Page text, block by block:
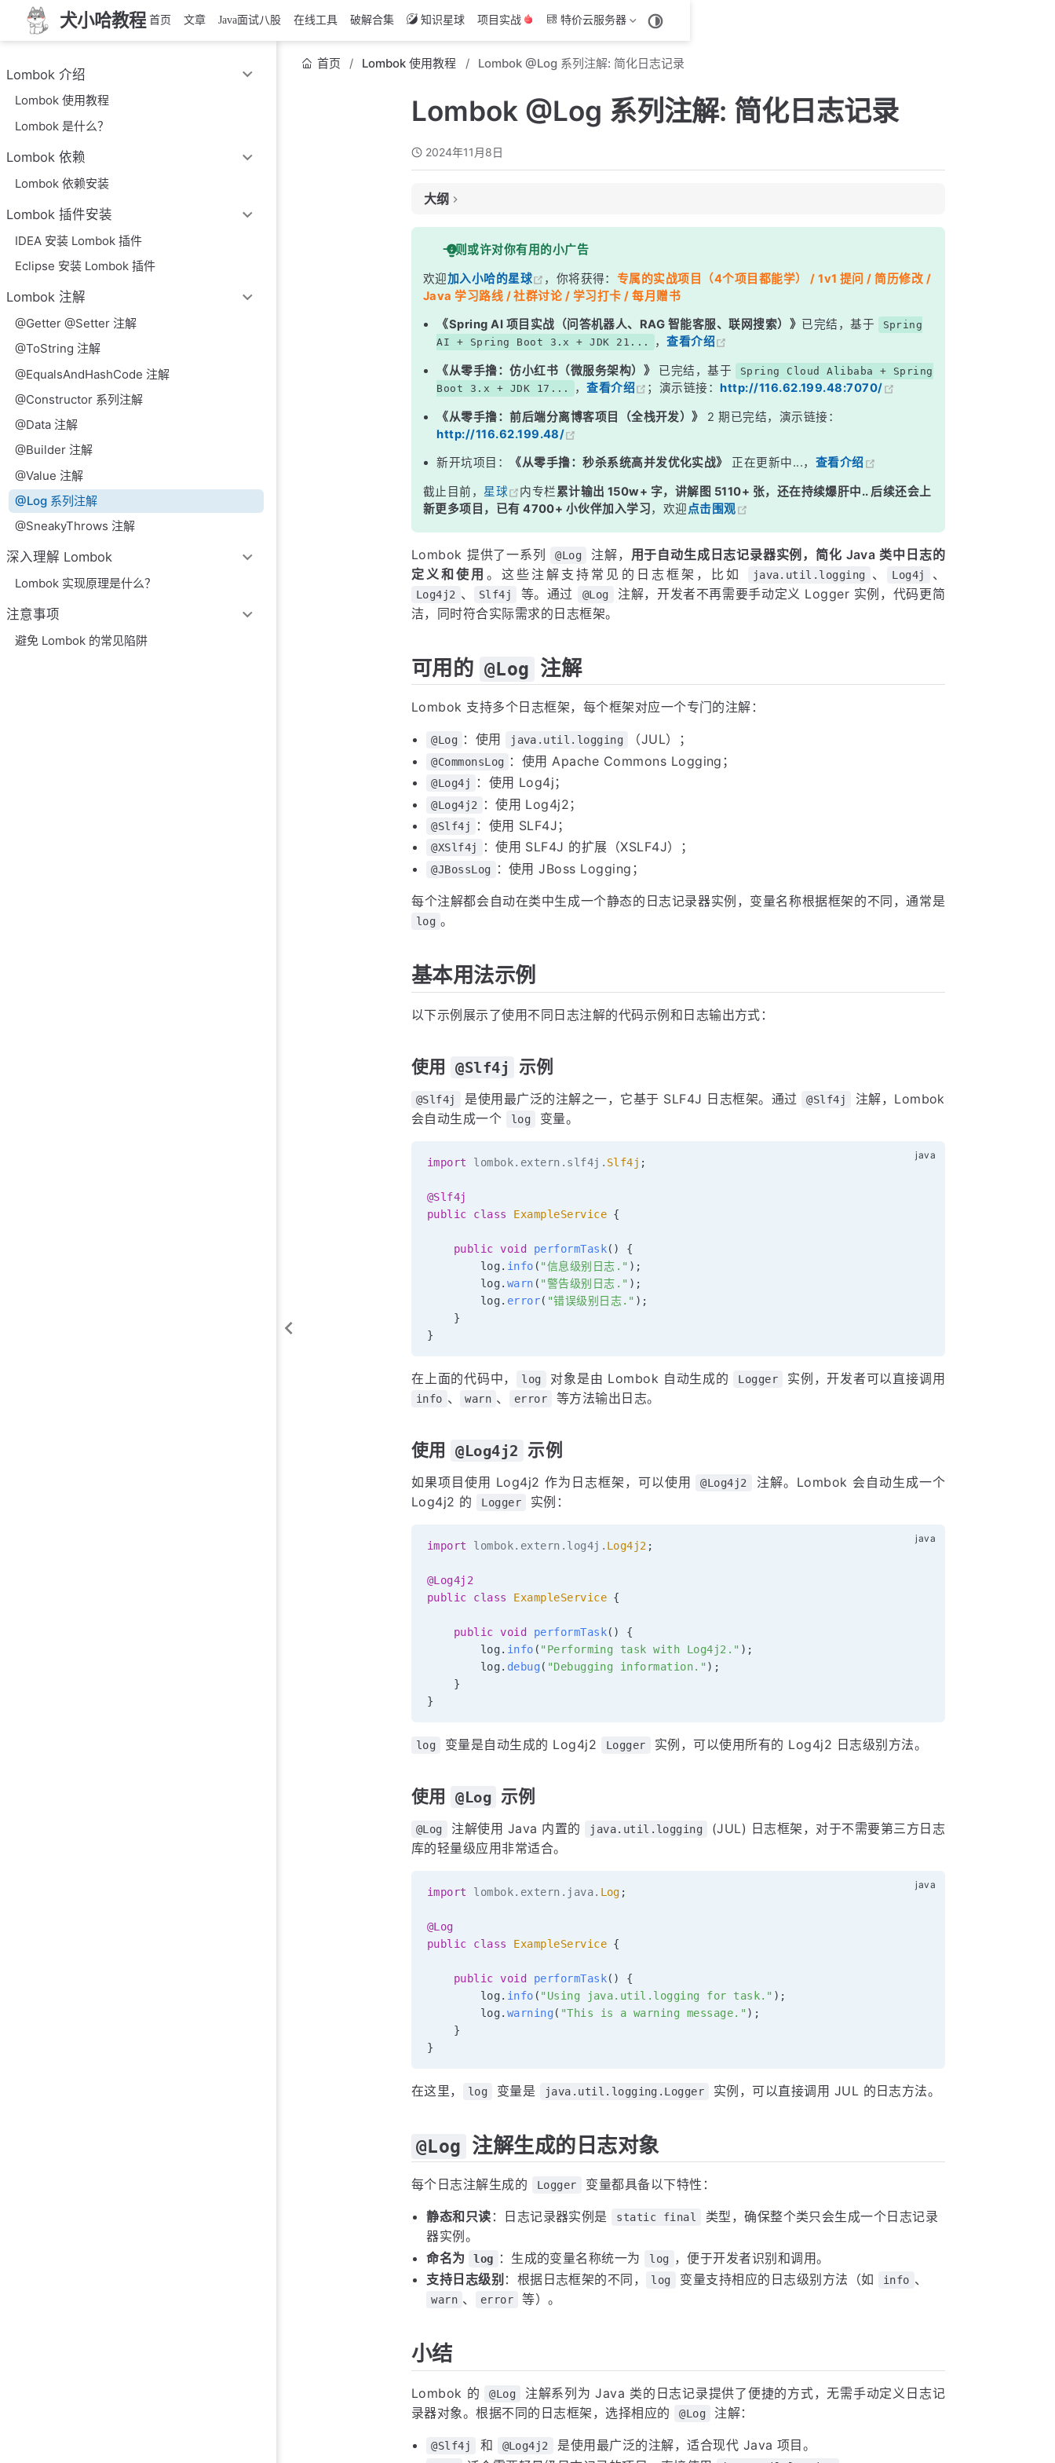
犬小哈教程 首页 文章 Java面试八股 在线工具 破解合集 知识星球 项目实战 特价云服务器
Lombok 介绍
Lombok 使用教程
Lombok 是什么？
Lombok 依赖
Lombok 依赖安装
Lombok 插件安装
IDEA 安装 Lombok 插件
Eclipse 安装 Lombok 插件
Lombok 注解
@Getter @Setter 注解
@ToString 注解
@EqualsAndHashCode 注解
@Constructor 系列注解
@Data 注解
@Builder 注解
@Value 注解
@Log 系列注解
@SneakyThrows 注解
深入理解 Lombok
Lombok 实现原理是什么？
注意事项
避免 Lombok 的常见陷阱
首页 Lombok 使用教程 Lombok @Log 系列注解: 简化日志记录
Lombok @Log 系列注解: 简化日志记录
2024年11月8日
大纲
可用的 @Log 注解
基本用法示例
使用 @Slf4j 示例
使用 @Log 示例
@Log 注解生成的日志对象
小结
一则或许对你有用的小广告
欢迎加入小哈的星球 ，你将获得： 专属的实战项目（4个项目都能学） / 1v1 提问 / 简历修改 /
Java 学习路线 / 社群讨论 / 学习打卡 / 每月赠书
《Spring AI 项目实战（问答机器人、RAG 智能客服、联网搜索）》 已完结，基于
Spring
AI + Spring Boot 3.x + JDK 21...
，查看介绍
《从零手撸：仿小红书（微服务架构）》 已完结，基于
Spring Cloud Alibaba + Spring
Boot 3.x + JDK 17...
，查看介绍 ；演示链接：http://116.62.199.48:7070/
《从零手撸：前后端分离博客项目（全栈开发）》
2 期已完结，演示链接：
http://116.62.199.48/
新开坑项目： 《从零手撸：秒杀系统高并发优化实战》 正在更新中...， 查看介绍
截止目前， 星球 内专栏累计输出 150w+ 字，讲解图 5110+ 张，还在持续爆肝中.. 后续还会上
新更多项目，已有 4700+ 小伙伴加入学习，欢迎点击围观
Lombok 提供了一系列 @Log 注解， 用于自动生成日志记录器实例，简化 Java 类中日志的
定义和使用 。这些注解支持常见的日志框架，比如 java.util.logging 、 Log4j 、
Log4j2 、 Slf4j 等。通过 @Log
注解，开发者不再需要手动定义 Logger 实例，代码更简
洁，同时符合实际需求的日志框架。
可用的 @Log 注解
Lombok 支持多个日志框架，每个框架对应一个专门的注解：
@Log ：使用 java.util.logging （JUL）；
@CommonsLog ：使用 Apache Commons Logging；
@Log4j ：使用 Log4j；
@Log4j2 ：使用 Log4j2；
@Slf4j ：使用 SLF4J；
@XSlf4j ：使用 SLF4J 的扩展（XSLF4J）；
@JBossLog ：使用 JBoss Logging；
每个注解都会自动在类中生成一个静态的日志记录器实例，变量名称根据框架的不同，通常是
log 。
基本用法示例
以下示例展示了使用不同日志注解的代码示例和日志输出方式：
使用 @Slf4j 示例
@Slf4j 是使用最广泛的注解之一，它基于 SLF4J 日志框架。通过 @Slf4j
注解，Lombok
会自动生成一个
log 变量。
import lombok. extern . slf4j . Slf4j ;
@Slf4j
public
class ExampleService {
public void performTask( )
{
        log
. info ( "信息级别日志." ) ;
        log
. warn ( "警告级别日志." ) ;
        log
. error( "错误级别日志." ) ;
}
}
在上面的代码中， log 对象是由 Lombok 自动生成的 Logger 实例，开发者可以直接调用
info 、 warn 、 error 等方法输出日志。
使用 @Log4j2 示例
如果项目使用 Log4j2 作为日志框架，可以使用 @Log4j2
注解。Lombok 会自动生成一个
Log4j2 的
Logger 实例：
import lombok. extern . log4j . Log4j2 ;
@Log4j2
public
class ExampleService {
public void performTask( )
{
        log
. info ( "Performing task with Log4j2." ) ;
        log
. debug ( "Debugging information." ) ;
}
}
log 变量是自动生成的 Log4j2 Logger 实例，可以使用所有的 Log4j2 日志级别方法。
使用 @Log 示例
@Log 注解使用 Java 内置的 java.util.logging
(JUL) 日志框架，对于不需要第三方日志
库的轻量级应用非常适合。
import lombok. extern . java. Log ;
@Log
public
class ExampleService {
public void performTask( )
{
        log
. info ( "Using java.util.logging for task." ) ;
        log
. warning ( "This is a warning message." ) ;
}
}
在这里， log 变量是 java.util.logging.Logger 实例，可以直接调用 JUL 的日志方法。
@Log 注解生成的日志对象
每个日志注解生成的 Logger 变量都具备以下特性：
静态和只读 ：日志记录器实例是 static final
类型，确保整个类只会生成一个日志记录
器实例。
命名为
log ：生成的变量名称统一为 log
，便于开发者识别和调用。
支持日志级别 ：根据日志框架的不同， log 变量支持相应的日志级别方法（如 info 、
warn 、 error 等）。
小结
Lombok 的 @Log
注解系列为 Java 类的日志记录提供了便捷的方式，无需手动定义日志记
录器对象。根据不同的日志框架，选择相应的
@Log 注解：
@Slf4j 和 @Log4j2 是使用最广泛的注解，适合现代 Java 项目。